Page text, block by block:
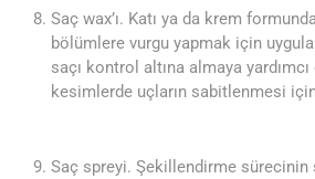
Saç wax’ı. Katı ya da krem
bölümlere vurgu yapmak için
saçı kontrol altına almaya
kesimlerde uçların sabitlenmesi
Saç spreyi. Şekillendirme sürecinin